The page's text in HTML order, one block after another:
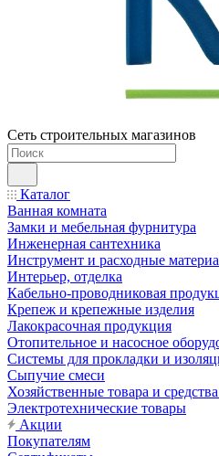
Сеть строительных магазинов
Каталог
Ванная комната
Замки и мебельная фурнитура
Инженерная сантехника
Инструмент и расходные
Интерьер, отделка
Кабельно-проводниковая
Крепеж и крепежные изделия
Лакокрасочная продукция
Отопительное и насосное
Системы для прокладки и
Сыпучие смеси
Хозяйственные товара и
Электротехнические товары
Акции
Покупателям